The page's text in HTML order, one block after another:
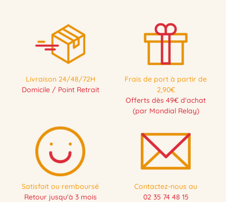
Livraison 24/48/72H
Domicile / Point Retrait
Frais de port à partir de
2,90€
Offerts dès 49€ d'achat
(par Mondial Relay)
Satisfait ou remboursé
Retour jusqu'à 3 mois
Contactez-nous au
02 35 74 48 15